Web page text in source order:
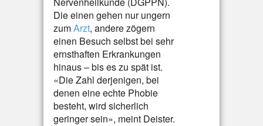
Die einen gehen nur ungern
zumArzt, andere zögern
einen Besuch selbst bei sehr
ernsthaften Erkrankungen
hinaus – bis es zu spät ist.
«Die Zahl derjenigen, bei
denen eine echte Phobie
besteht, wird sicherlich
geringer sein», meint Deister.